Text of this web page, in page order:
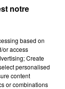
entrées
- Gagnez
au cœur
notre
based on
or access
Create
personalised
content
or combinations